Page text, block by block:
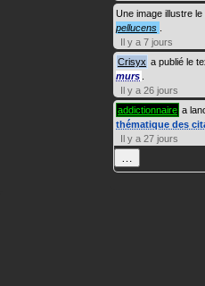
Une image illustre le
pellucens
Il y a 7 jours
Crisyx a publié le
murs
Il y a 26 jours
addictionnaire a
thématique des
Il y a 27 jours